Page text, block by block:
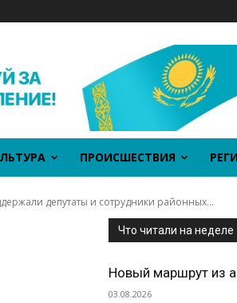
ПРОИСШЕСТВИЯ
депутаты и сотрудники районных...
Что читали на неделе
Новый маршрут из
03.08.2026